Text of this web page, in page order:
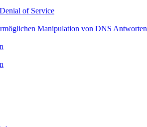
of Service
Manipulation von DNS Antworten